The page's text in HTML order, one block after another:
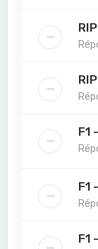
F1
F1
F1